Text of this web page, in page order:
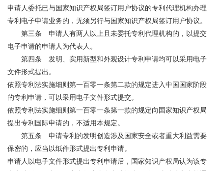
申请人委托已与国家知识产权局签订用户协议的专利代理机构办理
专利电子申请业务的，无须另行与国家知识产权局签订用户协议。
第三条 申请人有两人以上且未委托专利代理机构的，以提交
电子申请的申请人为代表人。
第四条 发明、实用新型和外观设计专利申请均可以采用电子
文件形式提出。
依照专利法实施细则第一百零一条第二款的规定进入中国国家阶段
的专利申请，可以采用电子文件形式提交。
依照专利法实施细则第一百零一条第一款的规定向国家知识产权局
提出专利国际申请的，不适用本规定。
第五条 申请专利的发明创造涉及国家安全或者重大利益需要
保密的，应当以纸件形式提出专利申请。
申请人以电子文件形式提出专利申请后，国家知识产权局认为该专